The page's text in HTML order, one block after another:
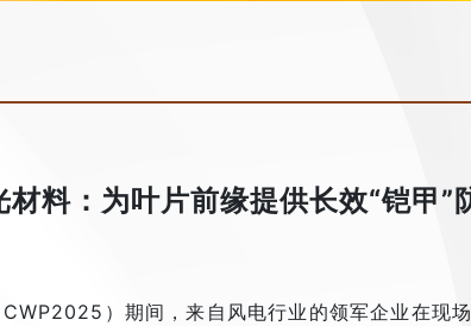
料：为叶片前缘提供长效“铠甲”
）期间，来自风电行业的领军企业在现